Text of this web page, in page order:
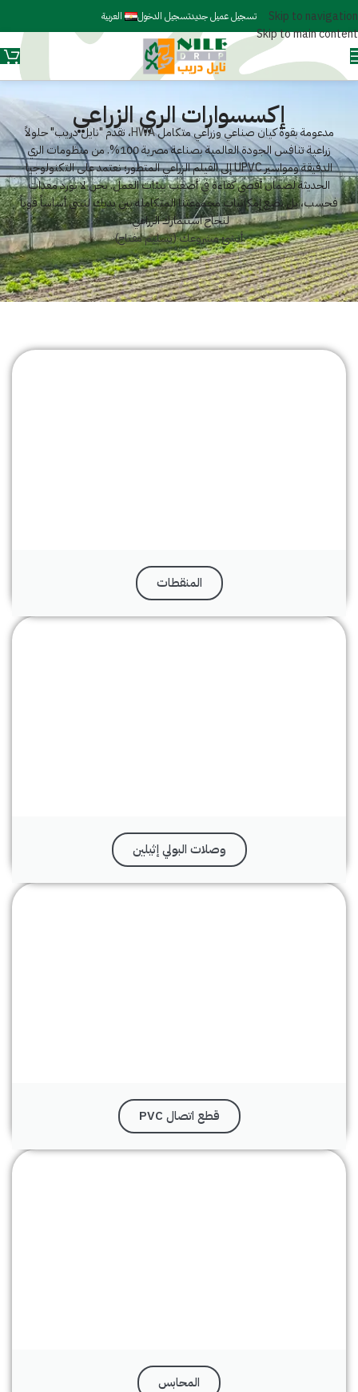
Skip to navigation
Skip to main content
تسجيل عميل جديدتسجيل الدخول العربية
إكسسوارات الري الزراعي
مدعومة بقوة كيان صناعي وزراعي متكاملHWA، تقدم "نايل دريب" حلولاً
زراعية تنافس الجودة العالمية بصناعة مصرية 100%. من منظومات الري
الدقيقة ومواسير UPVC إلى الفيلم الزراعي المتطور؛ نعتمد على التكنولوجيا
الحديثة لضمان أقصى كفاءة في أصعب بيئات العمل. نحن لا نورد معدات
فحسب، بل نضع إمكانيات مجموعتنا المتكاملة بين يديك لنبني أساساً قوياً
لنجاح استثمارك الزراعي.
أنشئ مشروعك (تسليم مفتاح)
المنقطات
وصلات البولي إثيلين
قطع اتصال PVC
المحابس